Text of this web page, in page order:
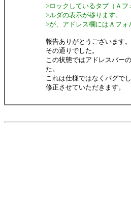
>ロックしているタブ（Ａ
>ルダの表示が移ります。
>が、アドレス欄にはＡフォ
報告ありがとうございます。
その通りでした。
この状態ではアドレスバー
た。
これは仕様ではなくバグでし
修正させていただきます。